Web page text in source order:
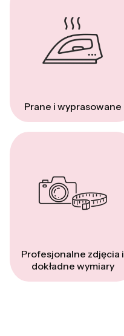
Prane i wyprasowane
Profesjonalne zdjęcia i
dokładne wymiary